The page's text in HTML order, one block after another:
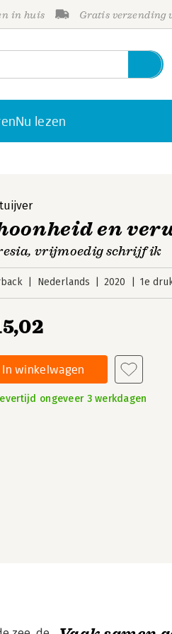
in huis Gratis verzending
Nu lezen
en
vrijmoedig schrijf ik
Nederlands 2020 1e
In winkelwagen
ongeveer 3 werkdagen